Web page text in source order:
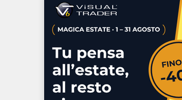
P.IVA 02 452 460 401
Commenti e segnalazioni
Contattaci